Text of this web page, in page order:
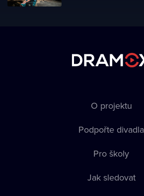
O projektu
Podpořte divadla
Pro školy
Jak sledovat